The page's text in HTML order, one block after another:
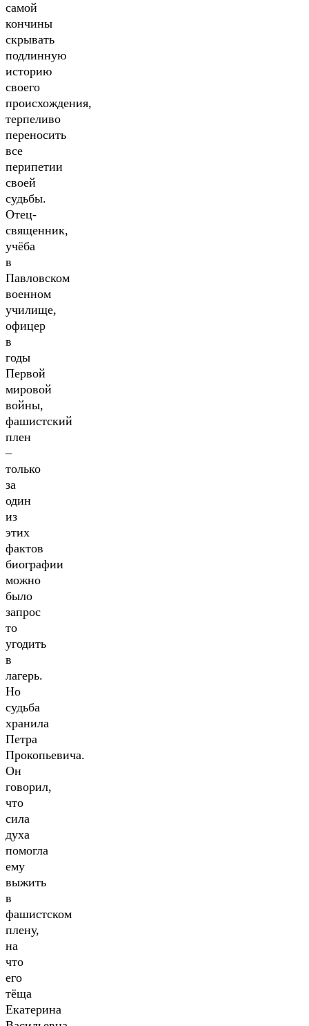
самой
кончины
скрывать
подлинную
историю
своего
происхождения,
терпеливо
переносить
все
перипетии
своей
судьбы.
Отец-
священник,
учёба
в
Павловском
военном
училище,
офицер
в
годы
Первой
мировой
войны,
фашистский
плен
–
только
за
один
из
этих
фактов
биографии
можно
было
запрос
то
угодить
в
лагерь.
Но
судьба
хранила
Петра
Прокопьевича.
Он
говорил,
что
сила
духа
помогла
ему
выжить
в
фашистском
плену,
на
что
его
тёща
Екатерина